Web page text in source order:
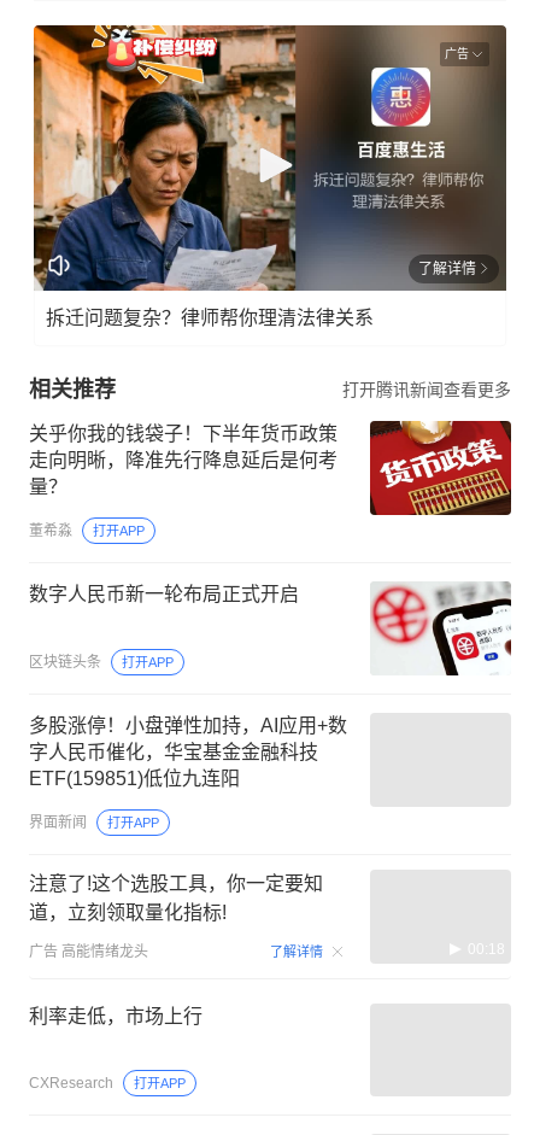
广告
了解详情
拆迁问题复杂？律师帮你理清法律关系
相关推荐 打开腾讯新闻查看更多
关乎你我的钱袋子！下半年货币政策
走向明晰，降准先行降息延后是何考
量？
董希淼 打开APP
数字人民币新一轮布局正式开启
区块链头条 打开APP
多股涨停！小盘弹性加持，AI应用+数
字人民币催化，华宝基金金融科技
ETF(159851)低位九连阳
界面新闻 打开APP
注意了!这个选股工具，你一定要知
道，立刻领取量化指标!
广告 高能情绪龙头 了解详情 00:18
利率走低，市场上行
CXResearch 打开APP